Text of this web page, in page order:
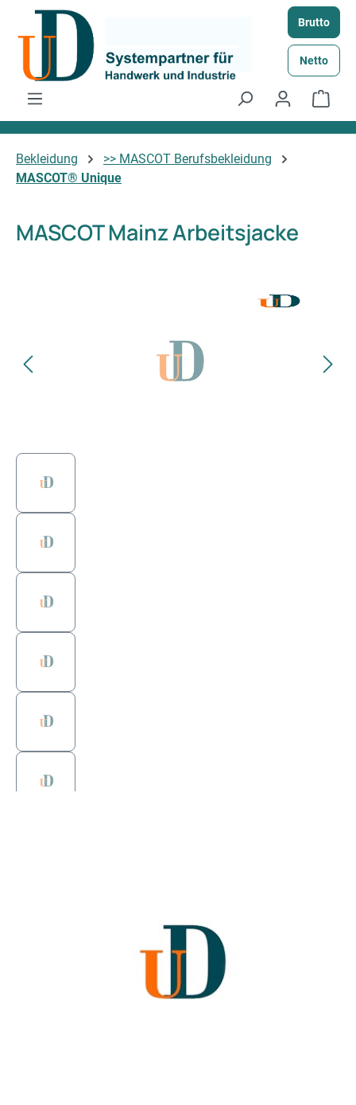
Zum Hauptinhalt springen Brutto
Netto
Bekleidung
>> MASCOT Berufsbekleidung
MASCOT® Unique
MASCOT Mainz Arbeitsjacke